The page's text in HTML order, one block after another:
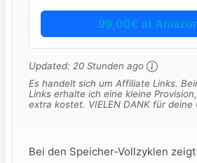
99,00€ at
Updated: 20 Stunden ago
Es handelt sich um Affiliate Links.
Links erhalte ich eine kleine
extra kostet. VIELEN DANK für deine
Bei den Speicher-Vollzyklen